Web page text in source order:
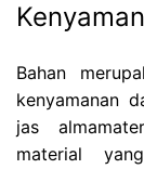
Bahan
kenyamanan
jas
material